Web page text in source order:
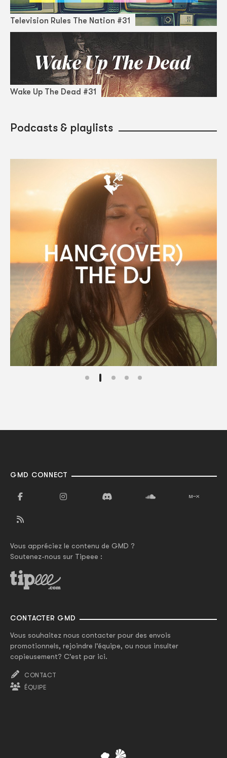
Television Rules The Nation #31
Wake Up The Dead #31
Podcasts & playlists
GMD CONNECT
Vous appréciez le contenu de GMD ?
Soutenez-nous sur Tipeee :
CONTACTER GMD
Vous souhaitez nous contacter pour des envois
promotionnels, rejoindre l'équipe, ou nous insulter
copieusement? C'est par ici.
CONTACT
ÉQUIPE